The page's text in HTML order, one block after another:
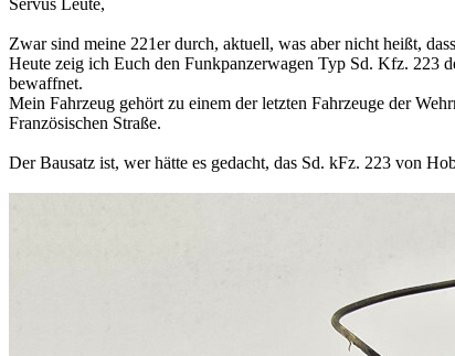
Servus Leute,
Zwar sind meine 221er durch, aktuell, was aber nicht heißt,
Heute zeig ich Euch den Funkpanzerwagen Typ Sd. Kfz. 223
bewaffnet.
Mein Fahrzeug gehört zu einem der letzten Fahrzeuge der
Französischen Straße.
Der Bausatz ist, wer hätte es gedacht, das Sd. kFz. 223 von